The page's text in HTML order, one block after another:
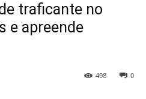
traficante no
e apreende
0
498